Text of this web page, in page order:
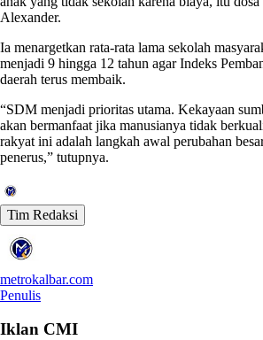
Alexander.
Ia menargetkan rata-rata lama sekolah
menjadi 9 hingga 12 tahun agar Indeks
daerah terus membaik.
“SDM menjadi prioritas utama. Kekayaan
akan bermanfaat jika manusianya tidak
rakyat ini adalah langkah awal perubahan
penerus,” tutupnya.
Tim Redaksi
metrokalbar.com
Penulis
Iklan CMI